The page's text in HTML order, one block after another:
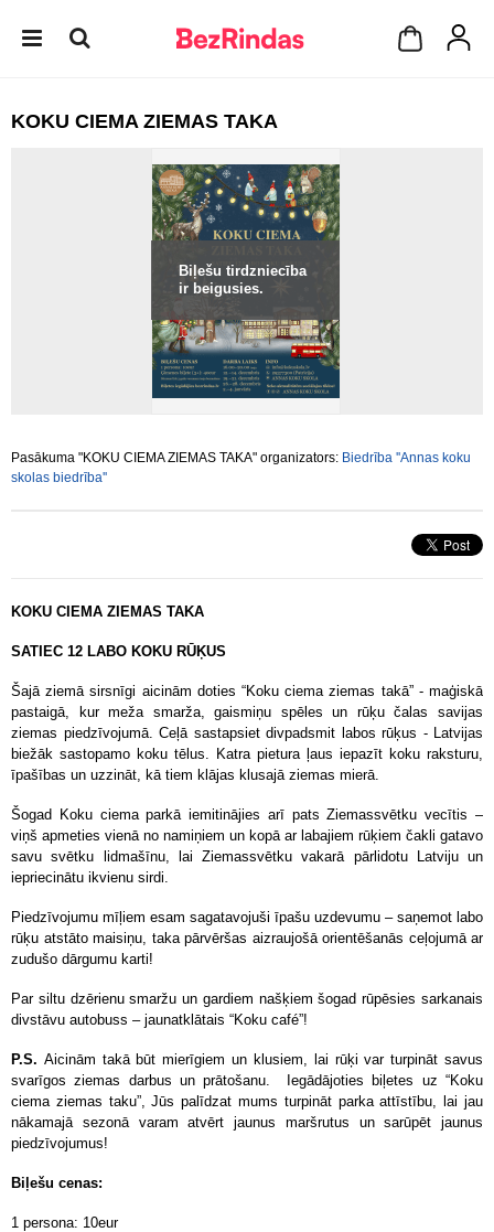
KOKU CIEMA ZIEMAS TAKA
Biļešu tirdzniecība
ir beigusies.
Pasākuma "KOKU CIEMA ZIEMAS TAKA" organizators: Biedrība ''Annas koku
skolas biedrība''
KOKU CIEMA ZIEMAS TAKA
SATIEC 12 LABO KOKU RŪĶUS
Šajā ziemā sirsnīgi aicinām doties “Koku ciema ziemas takā” - maģiskā
pastaigā, kur meža smarža, gaismiņu spēles un rūķu čalas savijas
ziemas piedzīvojumā. Ceļā sastapsiet divpadsmit labos rūķus - Latvijas
biežāk sastopamo koku tēlus. Katra pietura ļaus iepazīt koku raksturu,
īpašības un uzzināt, kā tiem klājas klusajā ziemas mierā.
Šogad Koku ciema parkā iemitinājies arī pats Ziemassvētku vecītis –
viņš apmeties vienā no namiņiem un kopā ar labajiem rūķiem čakli gatavo
savu svētku lidmašīnu, lai Ziemassvētku vakarā pārlidotu Latviju un
iepriecinātu ikvienu sirdi.
Piedzīvojumu mīļiem esam sagatavojuši īpašu uzdevumu – saņemot labo
rūķu atstāto maisiņu, taka pārvēršas aizraujošā orientēšanās ceļojumā ar
zudušo dārgumu karti!
Par siltu dzērienu smaržu un gardiem našķiem šogad rūpēsies sarkanais
divstāvu autobuss – jaunatklātais “Koku café”!
P.S. Aicinām takā būt mierīgiem un klusiem, lai rūķi var turpināt savus
svarīgos ziemas darbus un prātošanu. Iegādājoties biļetes uz “Koku
ciema ziemas taku”, Jūs palīdzat mums turpināt parka attīstību, lai jau
nākamajā sezonā varam atvērt jaunus maršrutus un sarūpēt jaunus
piedzīvojumus!
Biļešu cenas:
1 persona: 10eur